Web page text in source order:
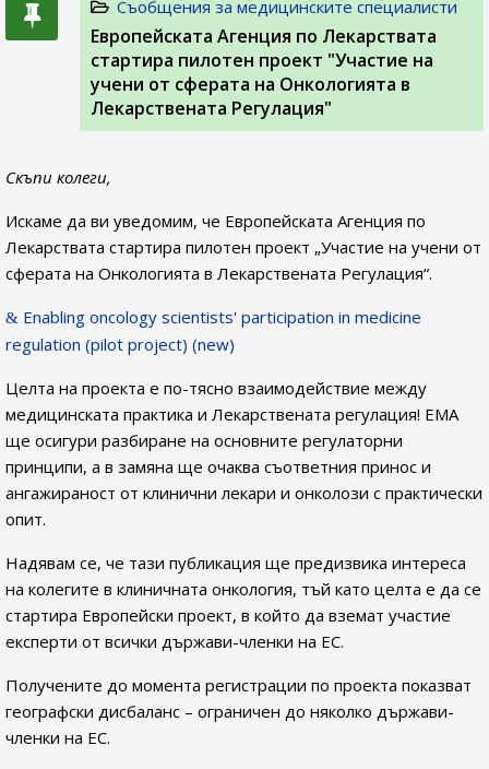
Съобщения за медицинските специалисти
Европейската Агенция по Лекарствата
стартира пилотен проект "Участие на
учени от сферата на Онкологията в
Лекарствената Регулация"
Скъпи колеги,
Искаме да ви уведомим, че Европейската Агенция по
Лекарствата стартира пилотен проект „Участие на учени от
сферата на Онкологията в Лекарствената Регулация“.
Enabling oncology scientists' participation in medicine
regulation (pilot project) (new)
Целта на проекта е по-тясно взаимодействие между
медицинската практика и Лекарствената регулация! ЕМА
ще осигури разбиране на основните регулаторни
принципи, а в замяна ще очаква съответния принос и
ангажираност от клинични лекари и онколози с практически
опит.
Надявам се, че тази публикация ще предизвика интереса
на колегите в клиничната онкология, тъй като целта е да се
стартира Европейски проект, в който да вземат участие
експерти от всички държави-членки на ЕС.
Получените до момента регистрации по проекта показват
географски дисбаланс – ограничен до няколко държави-
членки на ЕС.